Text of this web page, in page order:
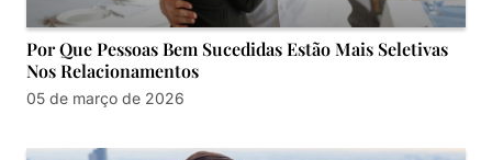
Por Que Pessoas Bem Sucedidas Estão Mais Seletivas
Nos Relacionamentos
05 de março de 2026